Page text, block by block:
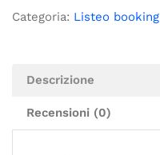
Categoria: Listeo booking
Descrizione
Recensioni (0)